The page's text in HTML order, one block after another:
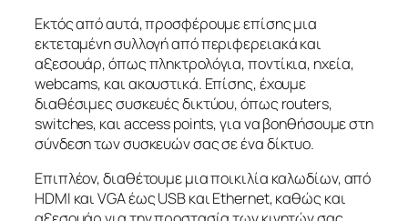
Εκτός από αυτά, προσφέρουμε επίσης μια
εκτεταμένη συλλογή από περιφερειακά και
αξεσουάρ, όπως πληκτρολόγια, ποντίκια, ηχεία,
webcams, και ακουστικά. Επίσης, έχουμε
διαθέσιμες συσκευές δικτύου, όπως routers,
switches, και access points, για να βοηθήσουμε στη
σύνδεση των συσκευών σας σε ένα δίκτυο.
Επιπλέον, διαθέτουμε μια ποικιλία καλωδίων, από
HDMI και VGA έως USB και Ethernet, καθώς και